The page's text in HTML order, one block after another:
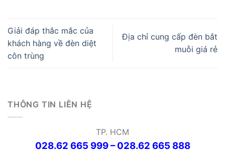
Giải đáp thắc mắc của
khách hàng về đèn diệt
côn trùng
Địa chỉ cung cấp đèn bắt
muỗi giá rẻ
THÔNG TIN LIÊN HỆ
TP. HCM
028.62 665 999 – 028.62 665 888